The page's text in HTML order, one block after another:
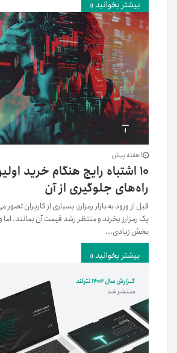
بیشتر بخوانید »
1 هفته پیش
۱۰ اشتباه رایج هنگام خرید
راه‌های جلوگیری از آن
قبل از ورود به بازار رمزارز، بسیاری از کاربران
یک رمزارز بخرند و منتظر رشد قیمت آن بمانند.
بخش زیادی...
بیشتر بخوانید »